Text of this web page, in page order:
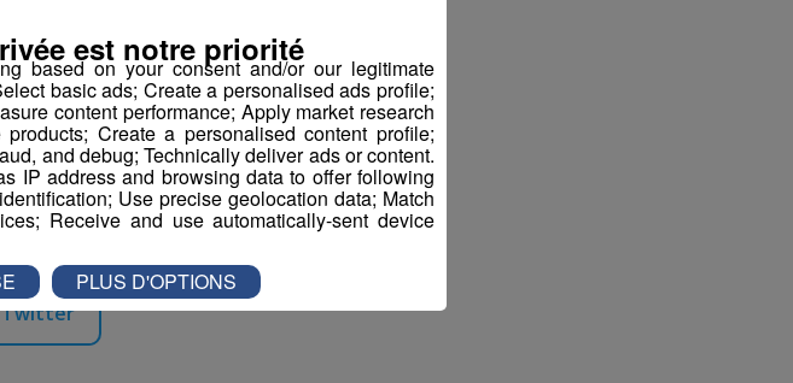
producteurs ont
culinaires et
Twitter
based on your consent and/or our legitimate
basic ads; Create a personalised ads profile;
content performance; Apply market research
Create a personalised content profile;
and debug; Technically deliver ads or content.
IP address and browsing data to offer following
Use precise geolocation data; Match
Receive and use automatically-sent device
est notre priorité
PLUS D'OPTIONS